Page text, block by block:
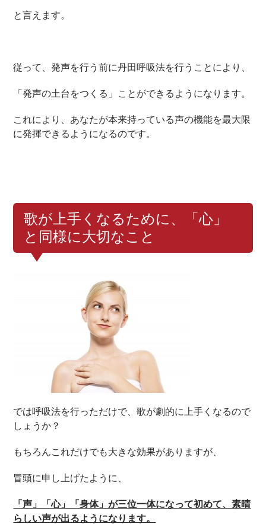
と言えます。
従って、発声を行う前に丹田呼吸法を行うことにより、
「発声の土台をつくる」ことができるようになります。
これにより、あなたが本来持っている声の機能を最大限
に発揮できるようになるのです。
歌が上手くなるために、「心」
と同様に大切なこと
では呼吸法を行っただけで、歌が劇的に上手くなるので
しょうか？
もちろんこれだけでも大きな効果がありますが、
冒頭に申し上げたように、
「声」「心」「身体」が三位一体になって初めて、素晴
らしい声が出るようになります。